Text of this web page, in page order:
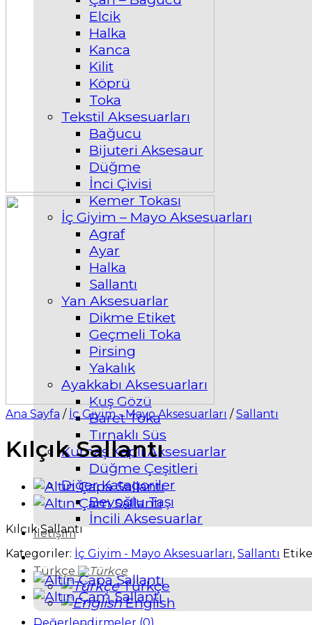
Elcik
Halka
Kanca
Kilit
Köprü
Toka
Tekstil Aksesuarları
Bağucu
Bijuteri Aksesaur
Düğme
İnci Çivisi
Kemer Tokası
İç Giyim – Mayo Aksesuarları
Agraf
Ayar
Halka
Sallantı
Yan Aksesuarlar
Dikme Etiket
Geçmeli Toka
Pirsing
Yakalık
Ayakkabı Aksesuarları
Kuş Gözü
Baret Toka
Tırnaklı Süs
Kumaş Kaplı Aksesuarlar
Düğme Çeşitleri
Diğer Kategoriler
Beyoğlu Taşı
İncili Aksesuarlar
İletişim
Türkçe
Türkçe
English
Ana Sayfa / İç Giyim - Mayo Aksesuarları / Sallantı
Kılçık Sallantı
Kılçık Sallantı
Kategoriler: İç Giyim - Mayo Aksesuarları, Sallantı